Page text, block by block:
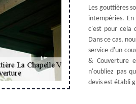
Les gouttières
intempéries.
c'est pour cela
Dans ce cas,
service d'un
& Couverture
n'oubliez pas
devis est établi